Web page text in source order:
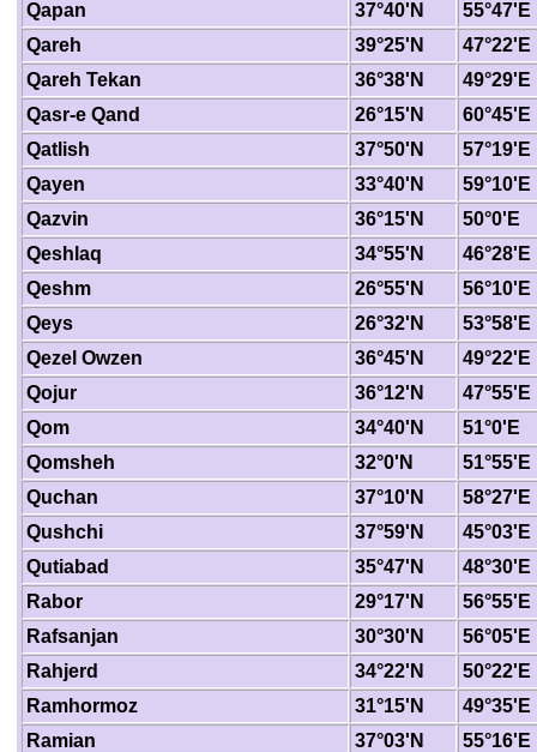
Qapan 37°40'N
55°47'E
Qareh
39°25'N
47°22'E
Qareh Tekan
36°38'N
49°29'E
Qasr-e Qand
26°15'N
60°45'E
Qatlish
37°50'N
57°19'E
Qayen
33°40'N
59°10'E
Qazvin
36°15'N
50°0'E
Qeshlaq
34°55'N
46°28'E
Qeshm
26°55'N
56°10'E
Qeys
26°32'N
53°58'E
Qezel Owzen
36°45'N
49°22'E
Qojur
36°12'N
47°55'E
Qom
34°40'N
51°0'E
Qomsheh
32°0'N
51°55'E
Quchan
37°10'N
58°27'E
Qushchi
37°59'N
45°03'E
Qutiabad
35°47'N
48°30'E
Rabor
29°17'N
56°55'E
Rafsanjan
30°30'N
56°05'E
Rahjerd
34°22'N
50°22'E
Ramhormoz
31°15'N
49°35'E
Ramian
37°03'N
55°16'E